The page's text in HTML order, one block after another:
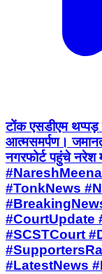
टोंक एसडीएम थप्पड़
आत्मसमर्पण।
नगरफोर्ट पहुंचे
#TonkNews
#CourtUpdate
#SCSTCourt
#LatestNews